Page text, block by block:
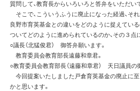
質問して、教育長からいろいろと答弁をいただい
そこで、こういうふうに廃止になった経過、そ
良野市育英基金との違いをどのように捉えている
ついてどのように進められているのか、その３点
○議長（北猛俊君） 御答弁願います。
教育委員会教育部長遠藤和章君。
○教育委員会教育部長（遠藤和章君） 天日議員の
今回提案いたしました戸倉育英基金の廃止に
かと思います。